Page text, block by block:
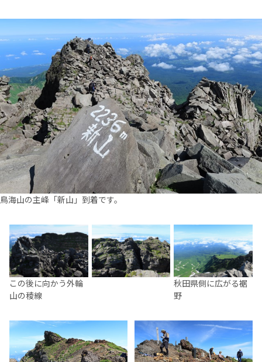
鳥海山の主峰「新山」到着です。
この後に向かう外輪
山の稜線
秋田県側に広がる裾
野